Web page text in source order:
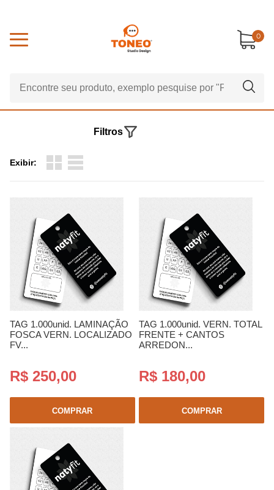
0
Exibir:
Filtros
TAG 1.000unid. LAMINAÇÃO
FOSCA VERN. LOCALIZADO
FV...
R$ 250,00
COMPRAR
TAG 1.000unid. VERN. TOTAL
FRENTE + CANTOS
ARREDON...
R$ 180,00
COMPRAR